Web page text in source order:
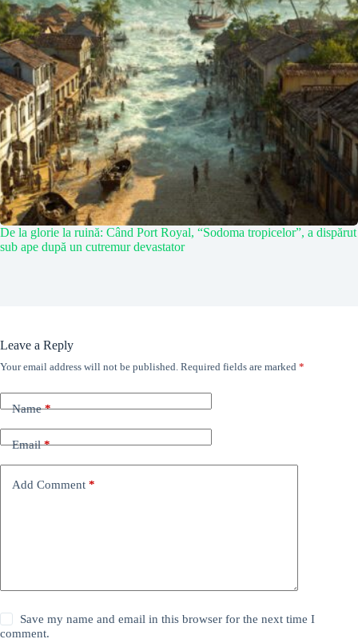
De la glorie la ruină: Când Port Royal, “Sodoma tropicelor”, a dispărut
sub ape după un cutremur devastator
Leave a Reply
Your email address will not be published. Required fields are marked *
Name*
Email*
Add Comment *
Save my name and email in this browser for the next time I
comment.